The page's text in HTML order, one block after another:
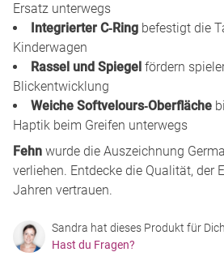
Ersatz unterwegs
Integrierter C‑Ring befestigt die
Kinderwagen
Rassel und Spiegel fördern
Blickentwicklung
Weiche Softvelours‑Oberfläche
Haptik beim Greifen unterwegs
Fehn wurde die Auszeichnung
verliehen. Entdecke die Qualität, der
Jahren vertrauen.
Sandra hat dieses Produkt für
Hast du Fragen?